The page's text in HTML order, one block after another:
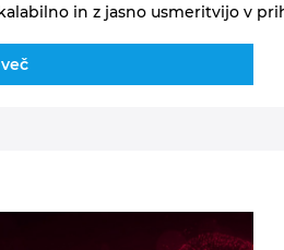
in z jasno usmeritvijo v